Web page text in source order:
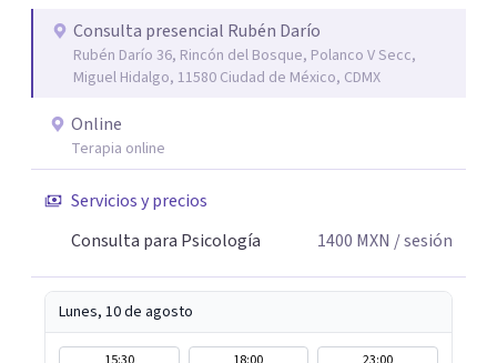
motivo la vida te esta poniendo retos difíciles estoy aquí
para acompañarte y buscar las mejores soluciones. Si
estas sufriendo puedo ayudarte a aminorarlo y resolverlo
a través del trabajo conjunto de recordar, reacomodar,
resignificar y elaborar, para que puedas sentirte mejor,
ser mas productivo y en general tener una vida más feliz.
Mi lema es: PUEDES ESTAR MEJOR.
Consulta presencial Rubén Darío
Rubén Darío 36, Rincón del Bosque, Polanco V Secc,
Miguel Hidalgo, 11580 Ciudad de México, CDMX
Online
Terapia online
Servicios y precios
Consulta para Psicología
1400 MXN / sesión
Lunes, 10 de agosto